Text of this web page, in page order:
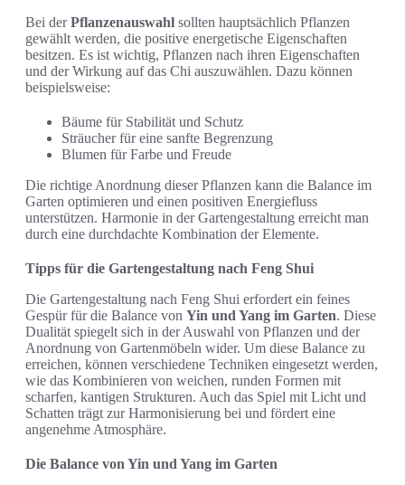
Bei derPflanzenauswahl sollten hauptsächlich Pflanzen
gewählt werden, die positive energetische Eigenschaften
besitzen. Es ist wichtig, Pflanzen nach ihren Eigenschaften
und der Wirkung auf das Chi auszuwählen. Dazu können
beispielsweise:
Bäume für Stabilität und Schutz
Sträucher für eine sanfte Begrenzung
Blumen für Farbe und Freude
Die richtige Anordnung dieser Pflanzen kann die Balance im
Garten optimieren und einen positiven Energiefluss
unterstützen. Harmonie in der Gartengestaltung erreicht man
durch eine durchdachte Kombination der Elemente.
Tipps für die Gartengestaltung nach Feng Shui
Die Gartengestaltung nach Feng Shui erfordert ein feines
Gespür für die Balance von Yin und Yang im Garten. Diese
Dualität spiegelt sich in der Auswahl von Pflanzen und der
Anordnung von Gartenmöbeln wider. Um diese Balance zu
erreichen, können verschiedene Techniken eingesetzt werden,
wie das Kombinieren von weichen, runden Formen mit
scharfen, kantigen Strukturen. Auch das Spiel mit Licht und
Schatten trägt zur Harmonisierung bei und fördert eine
angenehme Atmosphäre.
Die Balance von Yin und Yang im Garten